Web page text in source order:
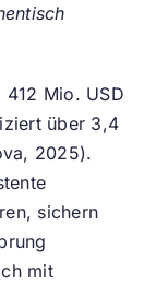
412 Mio. USD
über 3,4
2025).
sichern
mit